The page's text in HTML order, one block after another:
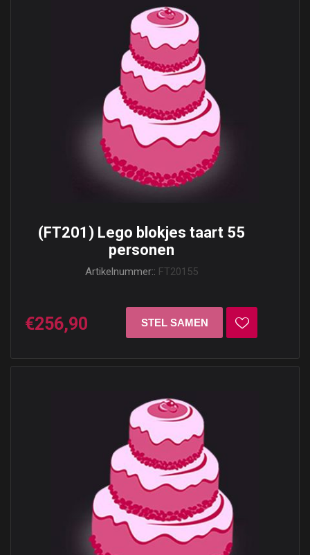
(FT201) Lego blokjes taart 55
personen
Artikelnummer:: FT20155
€256,90